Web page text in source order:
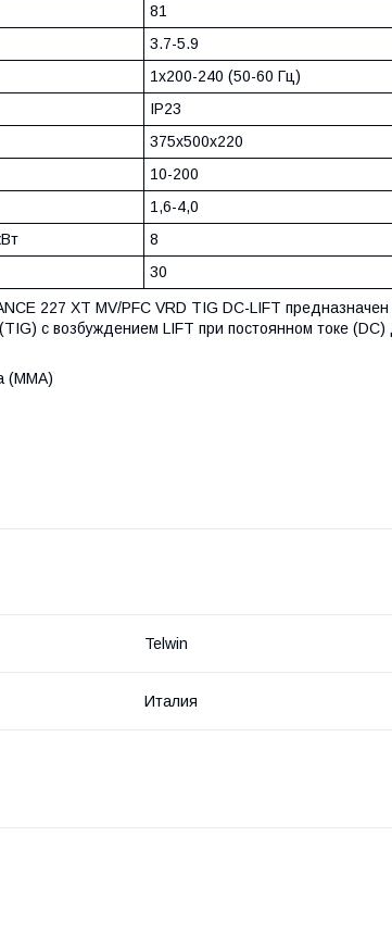
81
3.7-5.9
1х200-240 (50-60 Гц)
IP23
375х500х220
10-200
1,6-4,0
8
30
227 XT MV/PFC VRD TIG DC-LIFT
с возбуждением LIFT при постоянном токе
(ММА)
Telwin
Италия